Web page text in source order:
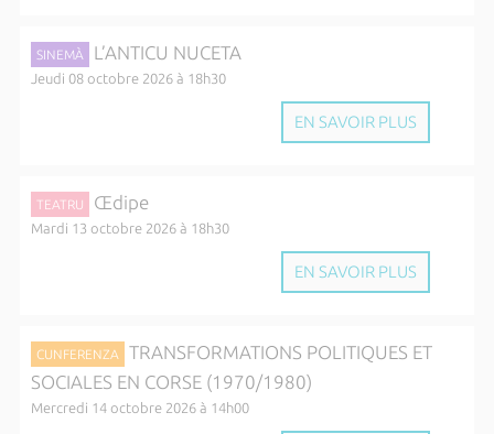
SINEMÀ L’ANTICU NUCETA
Jeudi 08 octobre 2026 à 18h30
EN SAVOIR PLUS
TEATRU Œdipe
Mardi 13 octobre 2026 à 18h30
EN SAVOIR PLUS
CUNFERENZA
TRANSFORMATIONS POLITIQUES ET
SOCIALES EN CORSE (1970/1980)
Mercredi 14 octobre 2026 à 14h00